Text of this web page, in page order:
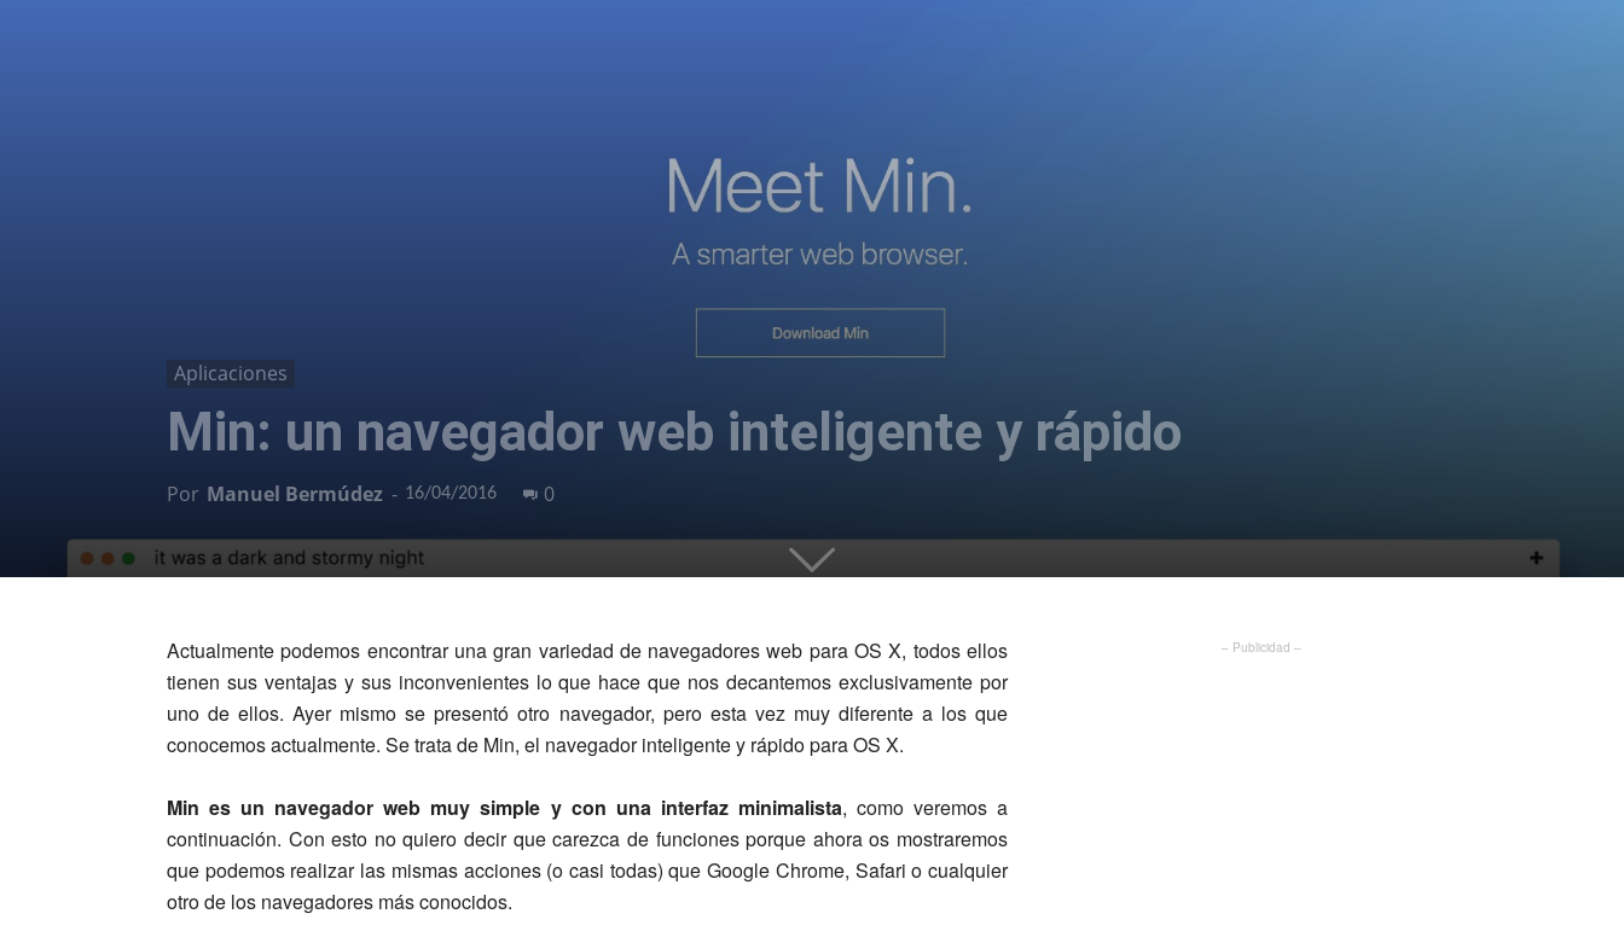
Aplicaciones
Min: un navegador web inteligente y rápido
Por Manuel Bermúdez - 16/04/2016 0
Actualmente podemos encontrar una gran variedad de navegadores web para OS X, todos ellos
tienen sus ventajas y sus inconvenientes lo que hace que nos decantemos exclusivamente por
uno de ellos. Ayer mismo se presentó otro navegador, pero esta vez muy diferente a los que
conocemos actualmente. Se trata de Min, el navegador inteligente y rápido para OS X.
Min es un navegador web muy simple y con una interfaz minimalista, como veremos a
continuación. Con esto no quiero decir que carezca de funciones porque ahora os mostraremos
que podemos realizar las mismas acciones (o casi todas) que Google Chrome, Safari o cualquier
otro de los navegadores más conocidos.
– Publicidad –